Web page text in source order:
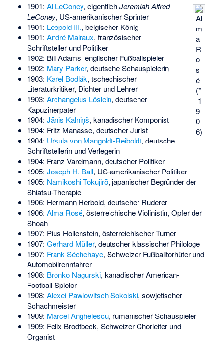
Al
m
a
R
o
s
é
(*
1
9
0
6)
1901: Al LeConey, eigentlichJeremiah Alfred
LeConey, US-amerikanischer Sprinter
1901: Leopold III., belgischer König
1901: André Malraux, französischer
Schriftsteller und Politiker
1902: Bill Adams, englischer Fußballspieler
1902: Mary Parker, deutsche Schauspielerin
1903: Karel Bodlák, tschechischer
Literaturkritiker, Dichter und Lehrer
1903: Archangelus Löslein, deutscher
Kapuzinerpater
1904: Jānis Kalniņš, kanadischer Komponist
1904: Fritz Manasse, deutscher Jurist
1904: Ursula von Mangoldt-Reiboldt, deutsche
Schriftstellerin und Verlegerin
1904: Franz Varelmann, deutscher Politiker
1905: Joseph H. Ball, US-amerikanischer Politiker
1905: Namikoshi Tokujirō, japanischer Begründer der
Shiatsu-Therapie
1906: Hermann Herbold, deutscher Ruderer
1906ː Alma Rosé, österreichische Violinistin, Opfer der
Shoah
1907: Pius Hollenstein, österreichischer Turner
1907: Gerhard Müller, deutscher klassischer Philologe
1907: Frank Séchehaye, Schweizer Fußballtorhüter und
Automobilrennfahrer
1908: Bronko Nagurski, kanadischer American-
Football-Spieler
1908: Alexei Pawlowitsch Sokolski, sowjetischer
Schachmeister
1909: Marcel Anghelescu, rumänischer Schauspieler
1909: Felix Brodtbeck, Schweizer Chorleiter und
Organist